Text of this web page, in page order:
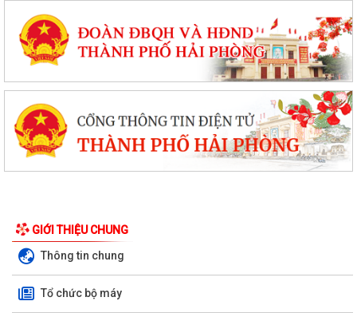
GIỚI THIỆU CHUNG
Thông tin chung
Tổ chức bộ máy